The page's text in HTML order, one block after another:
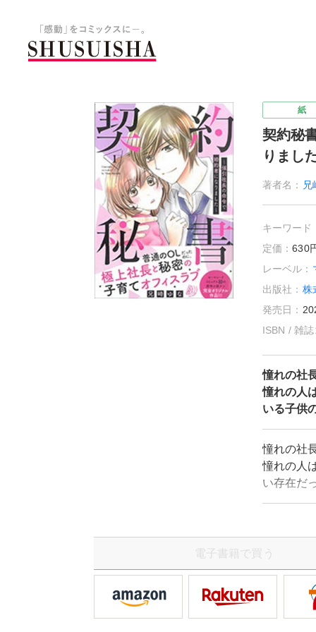
紙
契約秘
りまし
著者名： 兄
キーワード
定価：630
レーベル：
出版社： 株
発売日：
ISBN / 雑
憧れの社
憧れの人
いる子供
憧れの社
憧れの人
い存在だ
電子書籍で買う